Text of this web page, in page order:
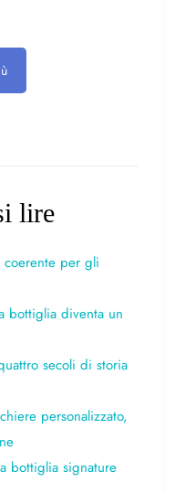
lire
coerente per gli
bottiglia diventa un
secoli di storia
personalizzato,
bottiglia signature